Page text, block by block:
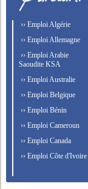
›› Emploi Algérie
›› Emploi Allemagne
›› Emploi Arabie
Saoudite KSA
›› Emploi Australie
›› Emploi Belgique
›› Emploi Bénin
›› Emploi Cameroun
›› Emploi Canada
›› Emploi Côte d'Ivoire